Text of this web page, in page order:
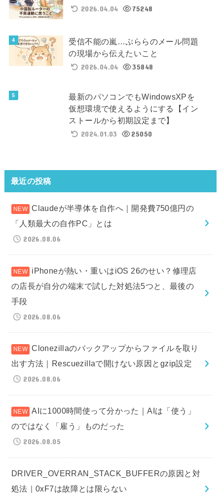
2026.04.04
75248
受信不能の嵐…ぷららのメール問題
の現場から伝えたいこと
2026.04.04
35848
最新のパソコンでもWindowsXPを
仮想環境で使えるようにする【イン
ストールから初期設定まで】
2024.01.03
25050
最近の投稿
Claudeが半導体を自作へ｜開発費750億円の
「人類最大の自作PC」とは
2026.08.06
iPhoneが熱い・重いはiOS 26のせい？修理店
の店長が自分の端末で試した対処法5つと、最後の
手段
2026.08.06
Clonezillaのバックアップからファイルを取り
出す方法｜Rescuezillaで開けない原因とgzip設定
2026.08.06
AIに1000時間使って分かった｜AIは「使う」
のではなく「雇う」ものだった
2026.08.05
DRIVER_OVERRAN_STACK_BUFFERの原因と対
処法｜0xF7は故障とは限らない